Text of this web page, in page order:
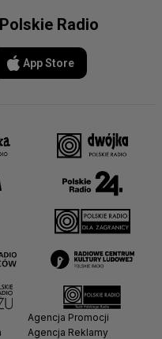
Radio
App Store
Agencja Promocji
Agencja Reklamy